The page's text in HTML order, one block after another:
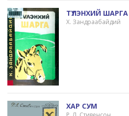
ТҮЛЭНХИЙ ШАРГА
Х. Зандраабайдий
ХАР СУМ